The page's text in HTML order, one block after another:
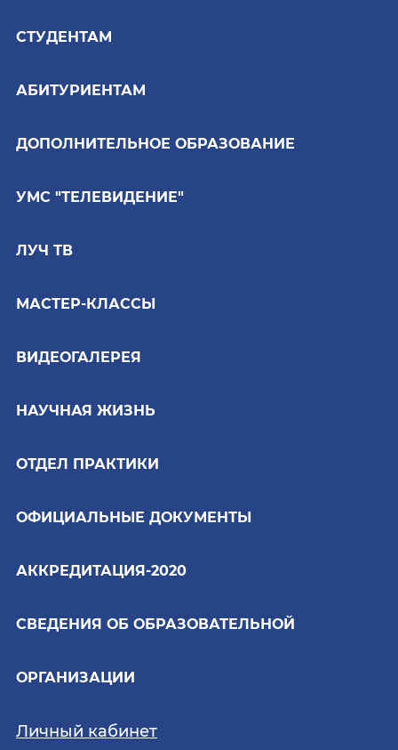
СТУДЕНТАМ
АБИТУРИЕНТАМ
ДОПОЛНИТЕЛЬНОЕ ОБРАЗОВАНИЕ
УМС "ТЕЛЕВИДЕНИЕ"
ЛУЧ ТВ
МАСТЕР-КЛАССЫ
ВИДЕОГАЛЕРЕЯ
НАУЧНАЯ ЖИЗНЬ
ОТДЕЛ ПРАКТИКИ
ОФИЦИАЛЬНЫЕ ДОКУМЕНТЫ
АККРЕДИТАЦИЯ-2020
СВЕДЕНИЯ ОБ ОБРАЗОВАТЕЛЬНОЙ
ОРГАНИЗАЦИИ
Личный кабинет